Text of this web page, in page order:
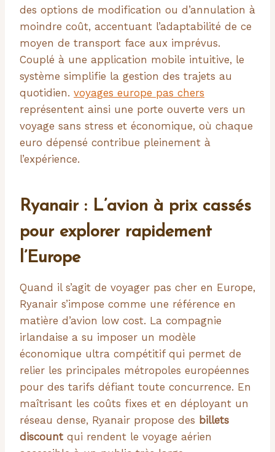
des options de modification ou d’annulation à
moindre coût, accentuant l’adaptabilité de ce
moyen de transport face aux imprévus.
Couplé à une application mobile intuitive, le
système simplifie la gestion des trajets au
quotidien. voyages europe pas chers
représentent ainsi une porte ouverte vers un
voyage sans stress et économique, où chaque
euro dépensé contribue pleinement à
l’expérience.
Ryanair : L’avion à prix cassés
pour explorer rapidement
l’Europe
Quand il s’agit de voyager pas cher en Europe,
Ryanair s’impose comme une référence en
matière d’avion low cost. La compagnie
irlandaise a su imposer un modèle
économique ultra compétitif qui permet de
relier les principales métropoles européennes
pour des tarifs défiant toute concurrence. En
maîtrisant les coûts fixes et en déployant un
réseau dense, Ryanair propose des billets
discount qui rendent le voyage aérien